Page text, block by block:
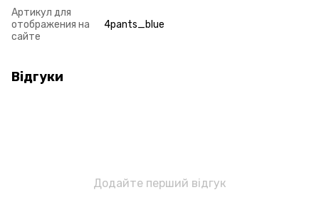
Артикул для
отображения на
сайте
4pants_blue
Відгуки
Додайте перший відгук